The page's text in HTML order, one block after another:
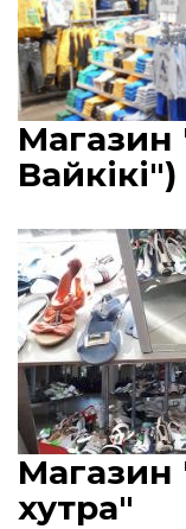
Магазин
Вайкікі")
Магазин
хутра"